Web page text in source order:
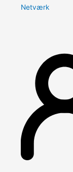
Netværk